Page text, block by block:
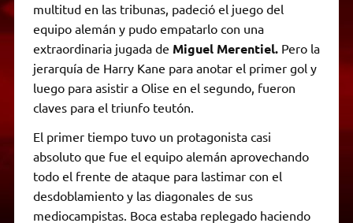
multitud en las tribunas, padeció el juego del
equipo alemán y pudo empatarlo con una
extraordinaria jugada de Miguel Merentiel.Pero la
jerarquía de Harry Kane para anotar el primer gol y
luego para asistir a Olise en el segundo, fueron
claves para el triunfo teutón.
El primer tiempo tuvo un protagonista casi
absoluto que fue el equipo alemán aprovechando
todo el frente de ataque para lastimar con el
desdoblamiento y las diagonales de sus
mediocampistas. Boca estaba replegado haciendo